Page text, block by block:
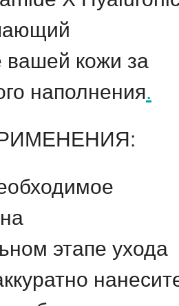
вашей кожи за
наполнения.
этапе ухода